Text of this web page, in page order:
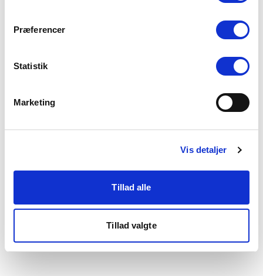
"Detaljer" eller ved at klikke videre til vores Cookiepolitik,
Præferencer
Statistik
Marketing
Vis detaljer
Tillad alle
Tillad valgte